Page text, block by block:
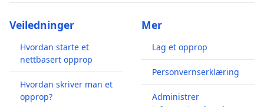
Veiledninger
Hvordan starte et
nettbasert opprop
Hvordan skriver man et
opprop?
Mer
Lag et opprop
Personvernserklæring
Administrer